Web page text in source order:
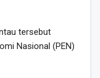
tersebut
Nasional (PEN)